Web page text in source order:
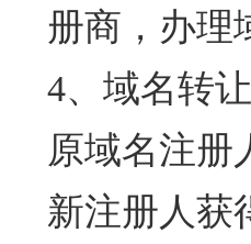
册商，办理
4、 域名转
原域名注册
新注册人获